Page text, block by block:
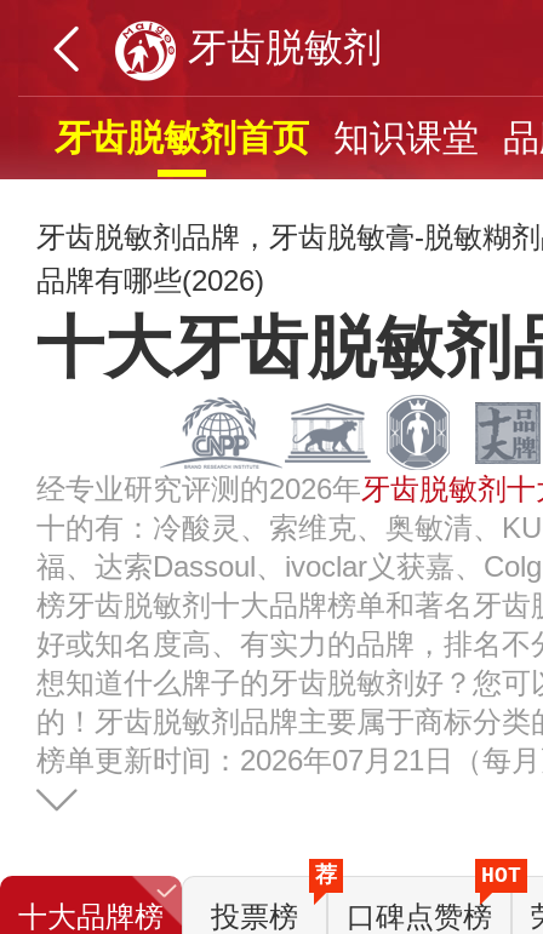
牙齿脱敏剂
牙齿脱敏剂首页 知识课堂
牙齿脱敏剂品牌，牙齿脱敏膏-脱敏糊
品牌有哪些(2026)
十大牙齿脱敏剂
经专业研究评测的2026年牙齿脱敏剂
十的有：冷酸灵、索维克、奥敏清、
福、达索Dassoul、ivoclar义获嘉、
榜牙齿脱敏剂十大品牌榜单和著名牙
好或知名度高、有实力的品牌，排名
想知道什么牌子的牙齿脱敏剂好？您
的！牙齿脱敏剂品牌主要属于商标分类
榜单更新时间：2026年07月21日（每
十大品牌榜 投票榜
荐
口碑点赞榜
HOT